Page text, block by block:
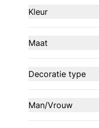
Kleur
Maat
Decoratie type
Man/Vrouw